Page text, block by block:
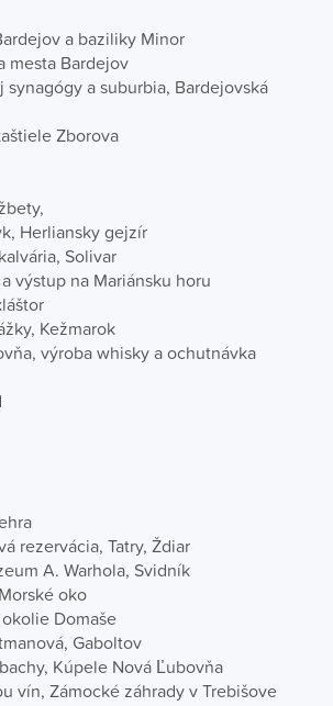
a baziliky Minor
mesta Bardejov
synagógy a suburbia, Bardejovská
Zborova
Herliansky gejzír
Solivar
výstup na Mariánsku horu
Kežmarok
výroba whisky a ochutnávka
rezervácia, Tatry, Ždiar
A. Warhola, Svidník
oko
Domaše
Gaboltov
Kúpele Nová Ľubovňa
vín, Zámocké záhrady v Trebišove